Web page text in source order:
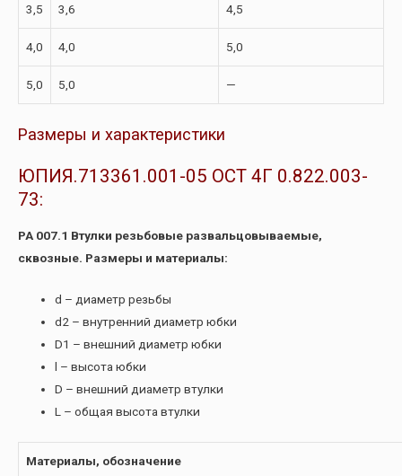
3,5 3,6 4,5
4,0 4,0 5,0
5,0 5,0 —
Размеры и характеристики
ЮПИЯ.713361.001-05 ОСТ 4Г 0.822.003-
73:
РА 007.1 Втулки резьбовые развальцовываемые,
сквозные. Размеры и материалы:
d – диаметр резьбы
d2 – внутренний диаметр юбки
D1 – внешний диаметр юбки
l – высота юбки
D – внешний диаметр втулки
L – общая высота втулки
Материалы, обозначение